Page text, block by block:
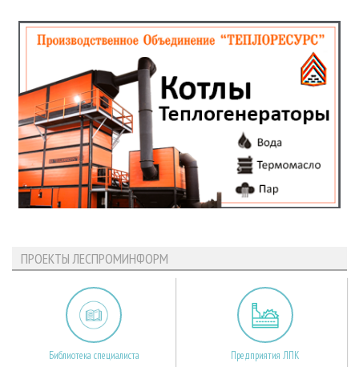
ПРОЕКТЫ ЛЕСПРОМИНФОРМ
Библиотека специалиста Предприятия ЛПК